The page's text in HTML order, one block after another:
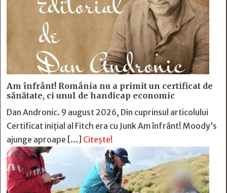
Am înfrânt! România nu a primit un certificat de
sănătate, ci unul de handicap economic
Dan Andronic. 9 august 2026, Din cuprinsul articolului
Certificat inițial al Fitch era cu Junk Am înfrânt! Moody’s
ajunge aproape […] Citește!